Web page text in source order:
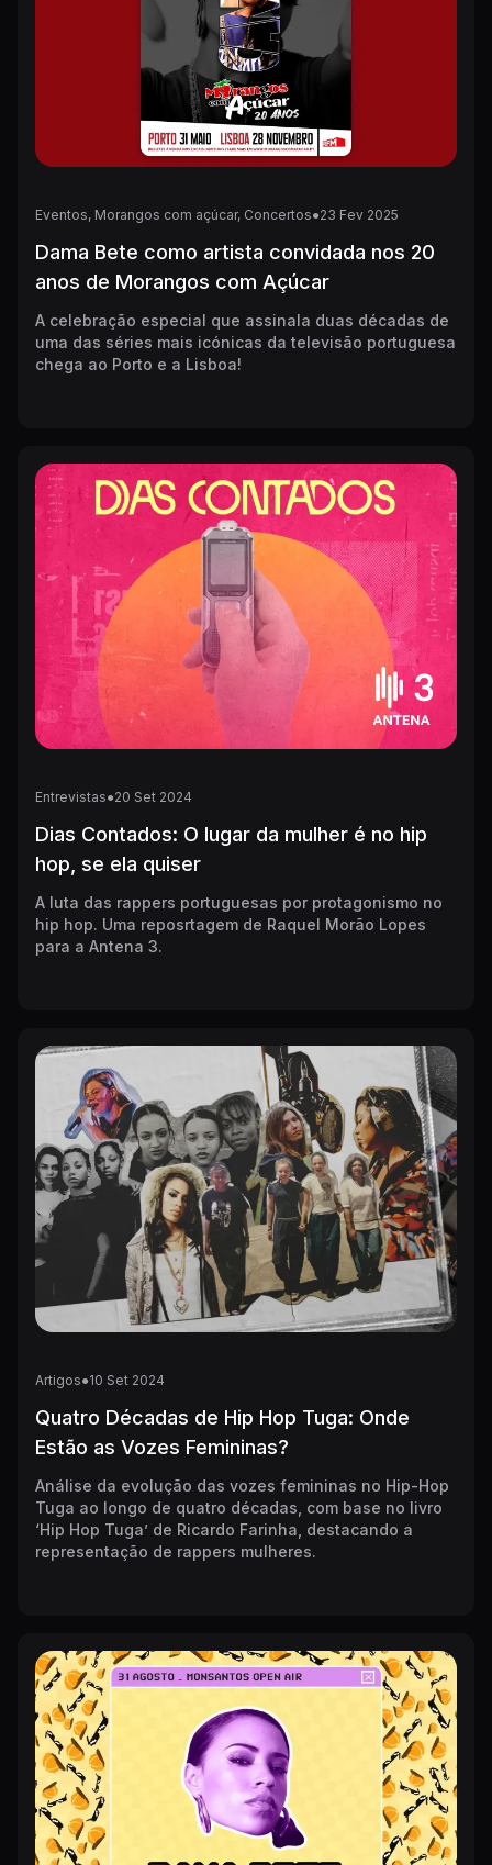
Eventos, Morangos com açúcar, Concertos●23 Fev 2025
Dama Bete como artista convidada nos 20
anos de Morangos com Açúcar
A celebração especial que assinala duas décadas de
uma das séries mais icónicas da televisão portuguesa
chega ao Porto e a Lisboa!
Entrevistas●20 Set 2024
Dias Contados: O lugar da mulher é no hip
hop, se ela quiser
A luta das rappers portuguesas por protagonismo no
hip hop. Uma reposrtagem de Raquel Morão Lopes
para a Antena 3.
Artigos●10 Set 2024
Quatro Décadas de Hip Hop Tuga: Onde
Estão as Vozes Femininas?
Análise da evolução das vozes femininas no Hip-Hop
Tuga ao longo de quatro décadas, com base no livro
‘Hip Hop Tuga’ de Ricardo Farinha, destacando a
representação de rappers mulheres.